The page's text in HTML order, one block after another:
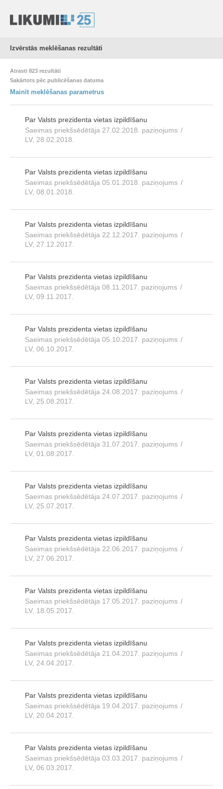
Izvērstās meklēšanas rezultāti
Atrasti 823 rezultāti
Sakārtots pēc publicēšanas datuma
Mainīt meklēšanas parametrus
Par Valsts prezidenta vietas izpildīšanu
Saeimas priekšsēdētāja 27.02.2018. paziņojums /
LV, 28.02.2018.
Par Valsts prezidenta vietas izpildīšanu
Saeimas priekšsēdētāja 05.01.2018. paziņojums /
LV, 08.01.2018.
Par Valsts prezidenta vietas izpildīšanu
Saeimas priekšsēdētāja 22.12.2017. paziņojums /
LV, 27.12.2017.
Par Valsts prezidenta vietas izpildīšanu
Saeimas priekšsēdētāja 08.11.2017. paziņojums /
LV, 09.11.2017.
Par Valsts prezidenta vietas izpildīšanu
Saeimas priekšsēdētāja 05.10.2017. paziņojums /
LV, 06.10.2017.
Par Valsts prezidenta vietas izpildīšanu
Saeimas priekšsēdētāja 24.08.2017. paziņojums /
LV, 25.08.2017.
Par Valsts prezidenta vietas izpildīšanu
Saeimas priekšsēdētāja 31.07.2017. paziņojums /
LV, 01.08.2017.
Par Valsts prezidenta vietas izpildīšanu
Saeimas priekšsēdētāja 24.07.2017. paziņojums /
LV, 25.07.2017.
Par Valsts prezidenta vietas izpildīšanu
Saeimas priekšsēdētāja 22.06.2017. paziņojums /
LV, 27.06.2017.
Par Valsts prezidenta vietas izpildīšanu
Saeimas priekšsēdētāja 17.05.2017. paziņojums /
LV, 18.05.2017.
Par Valsts prezidenta vietas izpildīšanu
Saeimas priekšsēdētāja 21.04.2017. paziņojums /
LV, 24.04.2017.
Par Valsts prezidenta vietas izpildīšanu
Saeimas priekšsēdētāja 19.04.2017. paziņojums /
LV, 20.04.2017.
Par Valsts prezidenta vietas izpildīšanu
Saeimas priekšsēdētāja 03.03.2017. paziņojums /
LV, 06.03.2017.